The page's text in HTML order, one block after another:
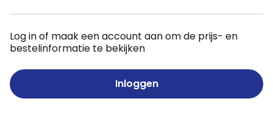
Log in of maak een account aan om de prijs- en
bestelinformatie te bekijken
Inloggen